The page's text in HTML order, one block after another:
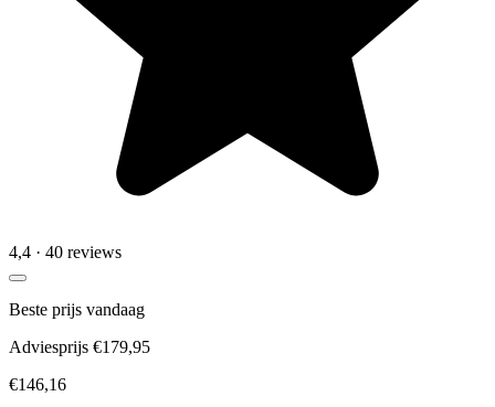
4,4 · 40 reviews
Beste prijs vandaag
Adviesprijs €179,95
€146,16